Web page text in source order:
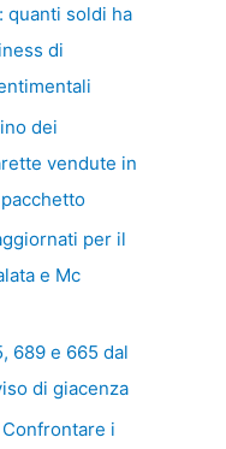
quanti soldi ha
di
dei
vendute in
per il
e Mc
689 e 665 dal
di giacenza
i